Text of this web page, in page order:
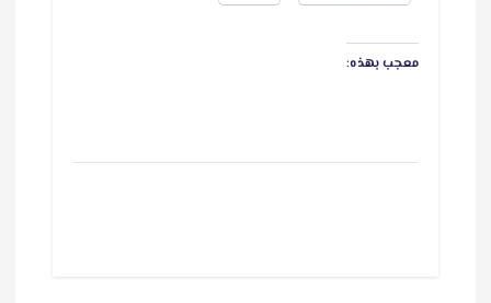
معجب بهذه: